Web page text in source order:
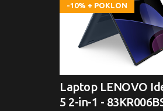
-10% + POKLON
Laptop LENOVO
5 2-in-1 -